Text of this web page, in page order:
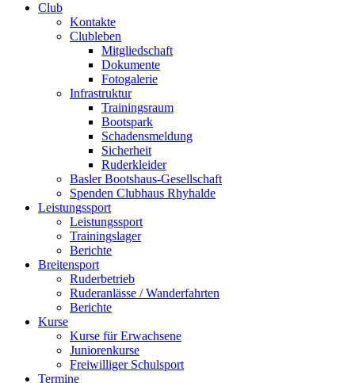
Club
Kontakte
Clubleben
Mitgliedschaft
Dokumente
Fotogalerie
Infrastruktur
Trainingsraum
Bootspark
Schadensmeldung
Sicherheit
Ruderkleider
Basler Bootshaus-Gesellschaft
Spenden Clubhaus Rhyhalde
Leistungssport
Leistungssport
Trainingslager
Berichte
Breitensport
Ruderbetrieb
Ruderanlässe / Wanderfahrten
Berichte
Kurse
Kurse für Erwachsene
Juniorenkurse
Freiwilliger Schulsport
Termine